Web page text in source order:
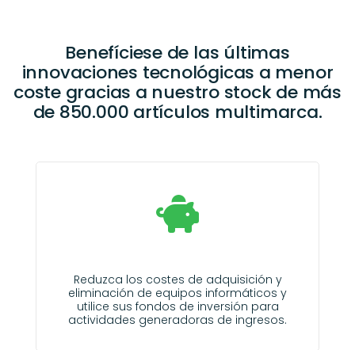
Benefíciese de las últimas
innovaciones tecnológicas a menor
coste gracias a nuestro stock de más
de 850.000 artículos multimarca.
Reduzca los costes de adquisición y
eliminación de equipos informáticos y
utilice sus fondos de inversión para
actividades generadoras de ingresos.